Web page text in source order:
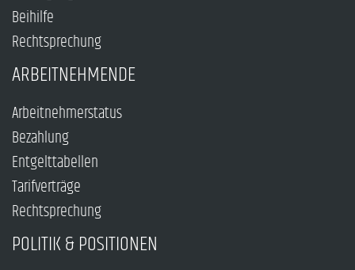
Beihilfe
Rechtsprechung
ARBEITNEHMENDE
Arbeitnehmerstatus
Bezahlung
Entgelttabellen
Tarifverträge
Rechtsprechung
POLITIK & POSITIONEN